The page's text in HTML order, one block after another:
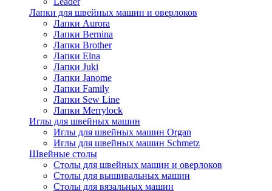
Лапки для швейных машин и оверлоков
Лапки Aurora
Лапки Bernina
Лапки Brother
Лапки Elna
Лапки Juki
Лапки Janome
Лапки Family
Лапки Sew Line
Лапки Merrylock
Иглы для швейных машин
Иглы для швейных машин Organ
Иглы для швейных машин Schmetz
Швейные столы
Столы для швейных машин и оверлоков
Столы для вышивальных машин
Столы для вязальных машин